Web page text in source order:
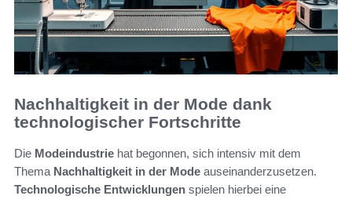
Nachhaltigkeit in der Mode dank
technologischer Fortschritte
Die Modeindustrie hat begonnen, sich intensiv mit dem
Thema Nachhaltigkeit in der Mode auseinanderzusetzen.
Technologische Entwicklungen spielen hierbei eine